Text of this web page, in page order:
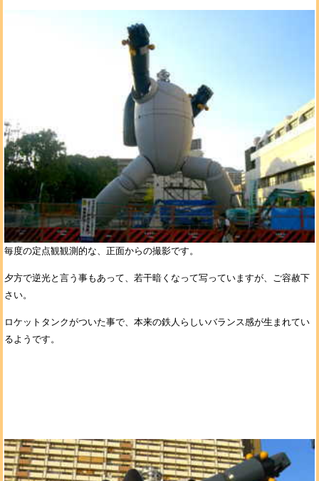
毎度の定点観観測的な、正面からの撮影です。
夕方で逆光と言う事もあって、若干暗くなって写っていますが、ご容赦下
さい。
ロケットタンクがついた事で、本来の鉄人らしいバランス感が生まれてい
るようです。